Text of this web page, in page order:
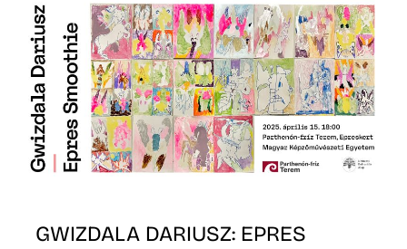
GWIZDALA DARIUSZ: EPRES